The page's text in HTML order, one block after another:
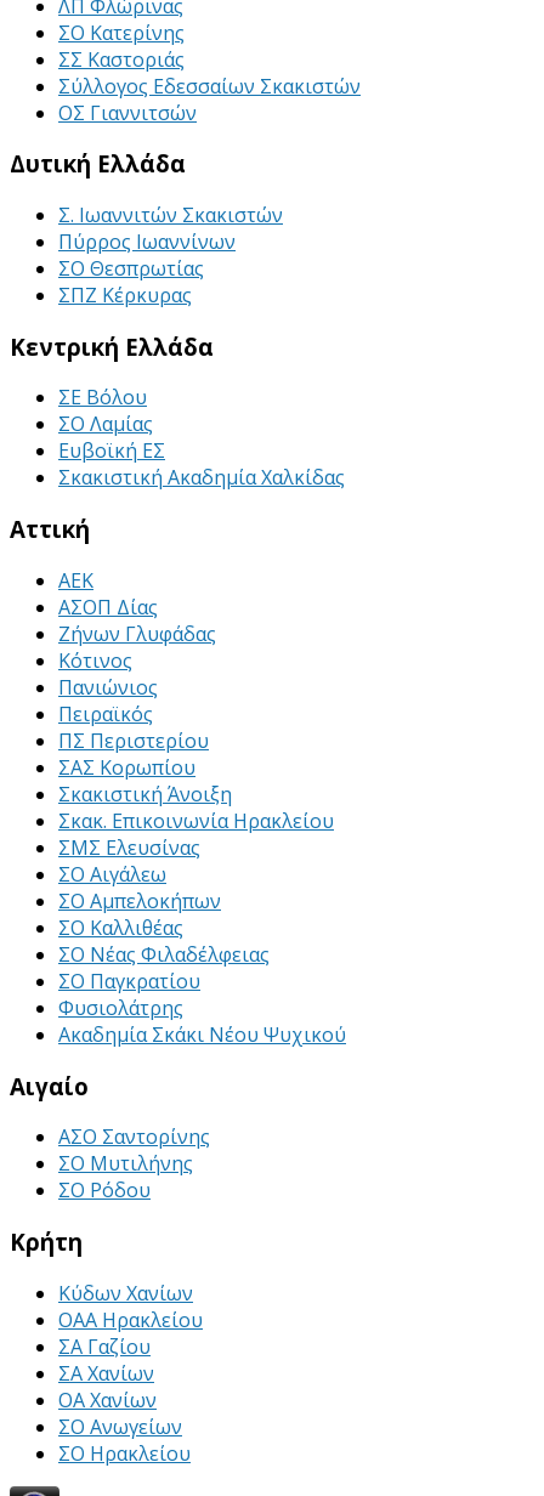
ΛΠ Φλώρινας
ΣΟ Κατερίνης
ΣΣ Καστοριάς
Σύλλογος Εδεσσαίων Σκακιστών
ΟΣ Γιαννιτσών
Δυτική Ελλάδα
Σ. Ιωαννιτών Σκακιστών
Πύρρος Ιωαννίνων
ΣΟ Θεσπρωτίας
ΣΠΖ Κέρκυρας
Κεντρική Ελλάδα
ΣΕ Βόλου
ΣΟ Λαμίας
Ευβοϊκή ΕΣ
Σκακιστική Ακαδημία Χαλκίδας
Αττική
ΑΕΚ
ΑΣΟΠ Δίας
Ζήνων Γλυφάδας
Κότινος
Πανιώνιος
Πειραϊκός
ΠΣ Περιστερίου
ΣΑΣ Κορωπίου
Σκακιστική Άνοιξη
Σκακ. Επικοινωνία Ηρακλείου
ΣΜΣ Ελευσίνας
ΣΟ Αιγάλεω
ΣΟ Αμπελοκήπων
ΣΟ Καλλιθέας
ΣΟ Νέας Φιλαδέλφειας
ΣΟ Παγκρατίου
Φυσιολάτρης
Ακαδημία Σκάκι Νέου Ψυχικού
Αιγαίο
ΑΣΟ Σαντορίνης
ΣΟ Μυτιλήνης
ΣΟ Ρόδου
Κρήτη
Κύδων Χανίων
ΟΑΑ Ηρακλείου
ΣΑ Γαζίου
ΣΑ Χανίων
ΟΑ Χανίων
ΣΟ Ανωγείων
ΣΟ Ηρακλείου